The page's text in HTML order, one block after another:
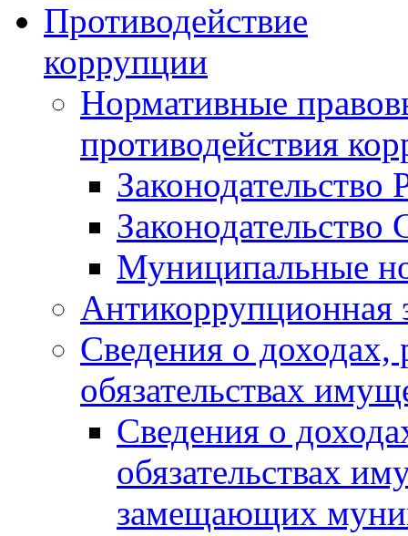
Противодействие
коррупции
Нормативные
противодействия
Законодательство
Муниципальные
Антикоррупционная
Сведения о доходах,
обязательствах
Сведения о
обязательствах
замещающих